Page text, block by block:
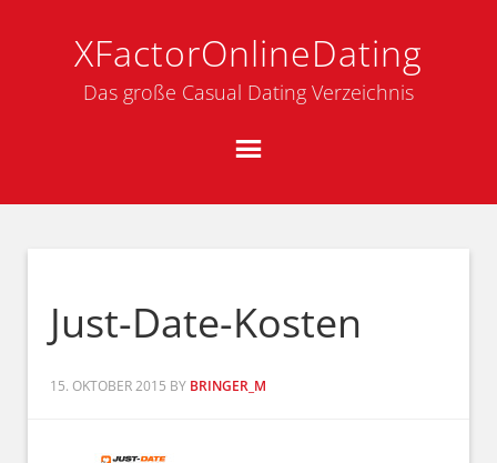
XFactorOnlineDating
Das große Casual Dating Verzeichnis
Just-Date-Kosten
15. OKTOBER 2015 BY BRINGER_M